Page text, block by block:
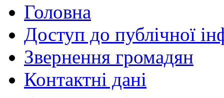
Головна
Доступ до публічної
Звернення громадян
Контактні дані